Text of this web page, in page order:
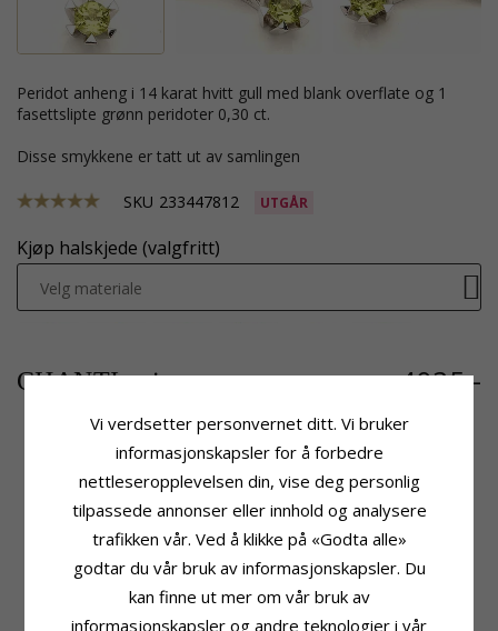
peridot anheng i 14 karat hvitt gull med blank overflate og 1
fasettslipte grønn peridoter 0,30 ct.
Disse smykkene er tatt ut av samlingen
SKU 233447812 UTGÅR
Kjøp halskjede (valgfritt)
Velg materiale
CHANTI-pris 4935,-
Produktinformasjon
Peridot
Anheng
Edelmetall: Hvitt Gull
14
Blank
Stein
Antall:1
Fasettslipt
Farge: Grønn
Stein:Peridot
Karat: 0,30
Vi verdsetter personvernet ditt. Vi bruker
informasjonskapsler for å forbedre
nettleseropplevelsen din, vise deg personlig
tilpassede annonser eller innhold og analysere
trafikken vår. Ved å klikke på «Godta alle»
godtar du vår bruk av informasjonskapsler. Du
kan finne ut mer om vår bruk av
informasjonskapsler og andre teknologier i vår